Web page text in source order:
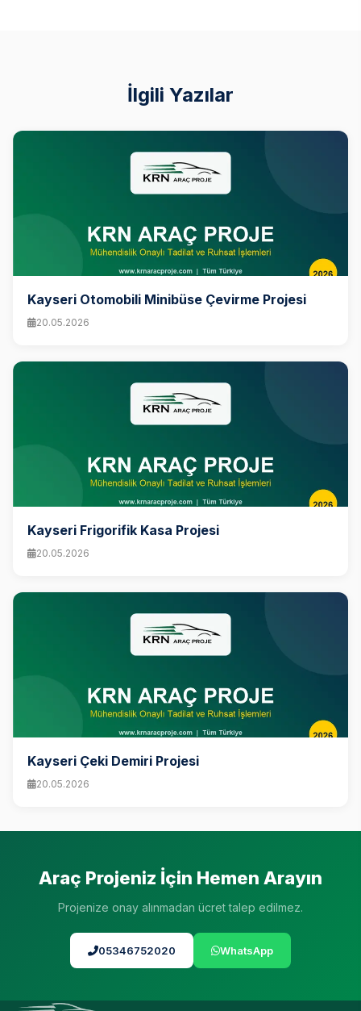
İlgili Yazılar
Kayseri Otomobili Minibüse Çevirme Projesi
20.05.2026
Kayseri Frigorifik Kasa Projesi
20.05.2026
Kayseri Çeki Demiri Projesi
20.05.2026
Araç Projeniz İçin Hemen Arayın
Projenize onay alınmadan ücret talep edilmez.
05346752020 WhatsApp